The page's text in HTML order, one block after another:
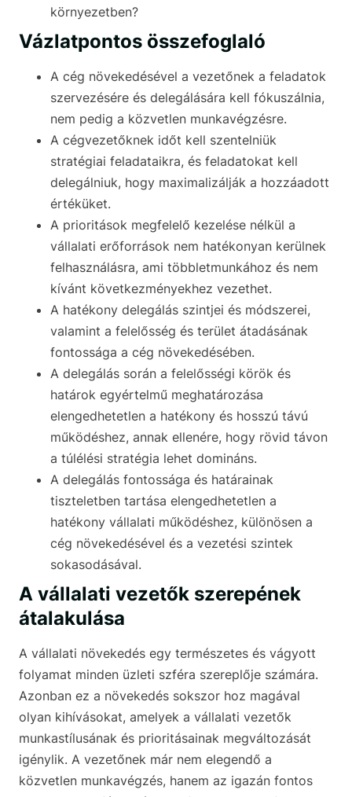
környezetben?
Vázlatpontos összefoglaló
A cég növekedésével a vezetőnek a feladatok
szervezésére és delegálására kell fókuszálnia,
nem pedig a közvetlen munkavégzésre.
A cégvezetőknek időt kell szentelniük
stratégiai feladataikra, és feladatokat kell
delegálniuk, hogy maximalizálják a hozzáadott
értéküket.
A prioritások megfelelő kezelése nélkül a
vállalati erőforrások nem hatékonyan kerülnek
felhasználásra, ami többletmunkához és nem
kívánt következményekhez vezethet.
A hatékony delegálás szintjei és módszerei,
valamint a felelősség és terület átadásának
fontossága a cég növekedésében.
A delegálás során a felelősségi körök és
határok egyértelmű meghatározása
elengedhetetlen a hatékony és hosszú távú
működéshez, annak ellenére, hogy rövid távon
a túlélési stratégia lehet domináns.
A delegálás fontossága és határainak
tiszteletben tartása elengedhetetlen a
hatékony vállalati működéshez, különösen a
cég növekedésével és a vezetési szintek
sokasodásával.
A vállalati vezetők szerepének
átalakulása
A vállalati növekedés egy természetes és vágyott
folyamat minden üzleti szféra szereplője számára.
Azonban ez a növekedés sokszor hoz magával
olyan kihívásokat, amelyek a vállalati vezetők
munkastílusának és prioritásainak megváltozását
igénylik. A vezetőnek már nem elegendő a
közvetlen munkavégzés, hanem az igazán fontos